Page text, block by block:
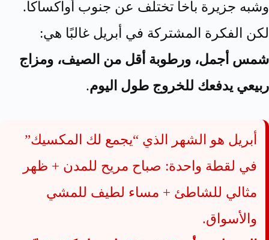
وشبه جزيرة باخا تختلف عن جنوب أواكساكا.
لكن الفكرة المشتركة في أبريل غالبًا هي:
شمس أجمل، ورطوبة أقل من الصيف، ومزاج
ربيعي يدفعك للخروج طول اليوم.
أبريل هو الشهر الذي “يجمع لك المكسيك”
في لقطة واحدة: صباح مريح للمدن + ظهر
مثالي للشاطئ + مساء لطيف للمشي
والأسواق.